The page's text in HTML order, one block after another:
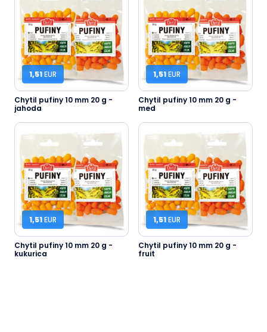
1,51EUR
Chytil pufiny 10 mm 20 g -
jahoda
1,51EUR
Chytil pufiny 10 mm 20 g -
med
1,51EUR
Chytil pufiny 10 mm 20 g -
kukurica
1,51EUR
Chytil pufiny 10 mm 20 g -
fruit